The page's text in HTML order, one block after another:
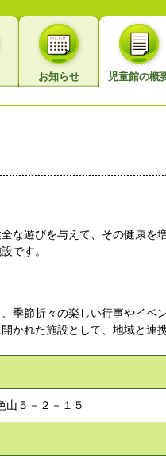
お知らせ 児童館の概
な遊びを与えて、その健康を
です。
季節折々の楽しい行事やイベ
かれた施設として、地域と連
山５－２－１５